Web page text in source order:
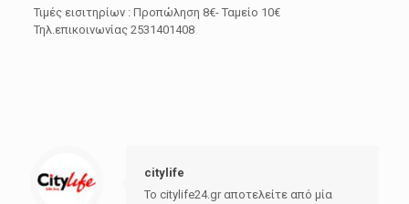
Τιμές εισιτηρίων : Προπώληση 8€- Ταμείο 10€
Τηλ.επικοινωνίας 2531401408
citylife
Το citylife24.gr αποτελείτε από μία